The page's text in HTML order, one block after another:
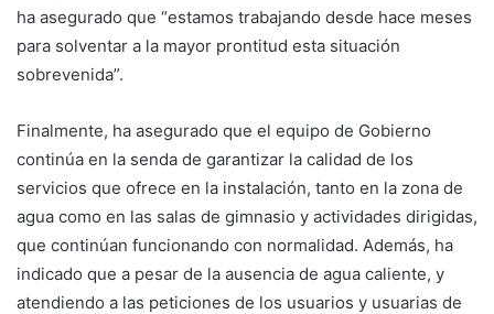
ha asegurado que “estamos trabajando desde hace meses
para solventar a la mayor prontitud esta situación
sobrevenida”.
Finalmente, ha asegurado que el equipo de Gobierno
continúa en la senda de garantizar la calidad de los
servicios que ofrece en la instalación, tanto en la zona de
agua como en las salas de gimnasio y actividades dirigidas,
que continúan funcionando con normalidad. Además, ha
indicado que a pesar de la ausencia de agua caliente, y
atendiendo a las peticiones de los usuarios y usuarias de